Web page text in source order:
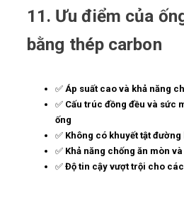
11. Ưu điểm của
bằng thép carbon
✅ Áp suất cao và khả năng
✅ Cấu trúc đồng đều và sức
ống
✅ Không có khuyết tật
✅ Khả năng chống ăn mòn
✅ Độ tin cậy vượt trội cho